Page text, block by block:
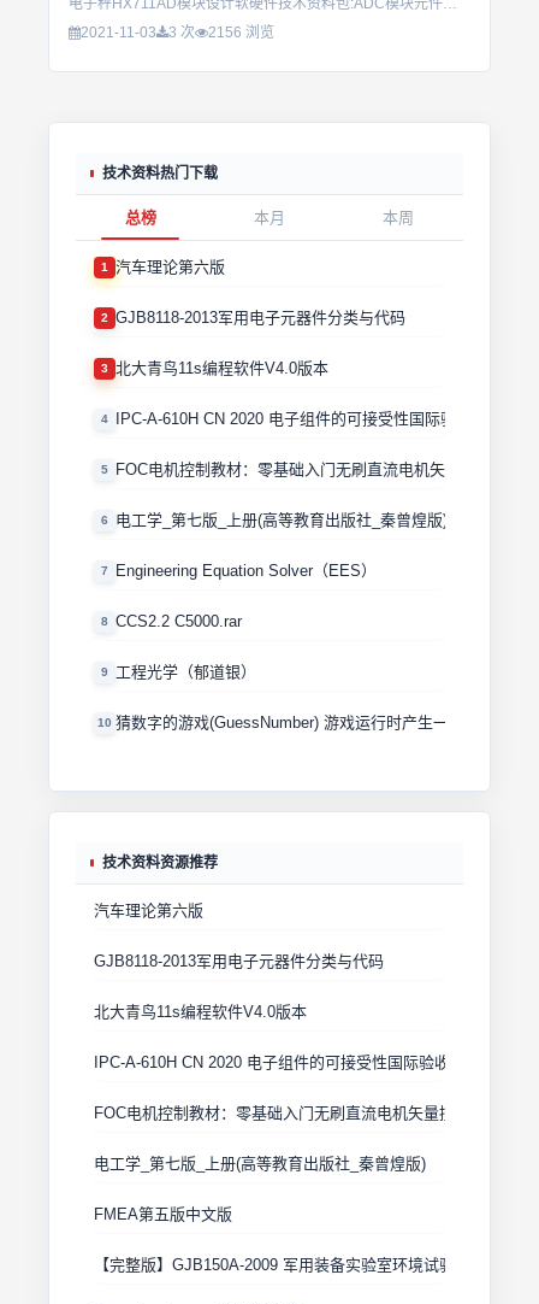
电子秤HX711AD模块设计软硬件技术资料包:ADC模块元件清单.pdfADC模块原理图.pdfhx711.pdfHX711参考驱动程序（C51）.pdf专用型高精度24位AD转换器芯片HX711说明...
2021-11-03
3 次 2156 浏览
技术资料热门下载
总榜 本月 本周
1 汽车理论第六版
2 GJB8118-2013军用电子元器件分类与代码
3 北大青鸟11s编程软件V4.0版本
4 IPC-A-610H CN 2020 电子组件的可接受性国际验收标准
5 FOC电机控制教材：零基础入门无刷直流电机矢量控制技术
6 电工学_第七版_上册(高等教育出版社_秦曾煌版)
7 Engineering Equation Solver（EES）
8 CCS2.2 C5000.rar
9 工程光学（郁道银）
10 猜数字的游戏(GuessNumber) 游戏运行时产生一个0－1000
技术资料资源推荐
汽车理论第六版
GJB8118-2013军用电子元器件分类与代码
北大青鸟11s编程软件V4.0版本
IPC-A-610H CN 2020 电子组件的可接受性国际验收标准
FOC电机控制教材：零基础入门无刷直流电机矢量控制技术 上
电工学_第七版_上册(高等教育出版社_秦曾煌版)
FMEA第五版中文版
【完整版】GJB150A-2009 军用装备实验室环境试验方法